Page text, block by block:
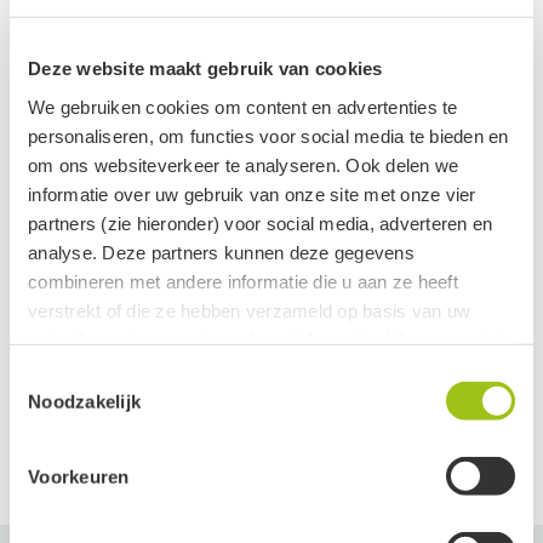
Deze website maakt gebruik van cookies
We gebruiken cookies om content en advertenties te
personaliseren, om functies voor social media te bieden en
om ons websiteverkeer te analyseren. Ook delen we
informatie over uw gebruik van onze site met onze vier
partners (zie hieronder) voor social media, adverteren en
analyse. Deze partners kunnen deze gegevens
combineren met andere informatie die u aan ze heeft
verstrekt of die ze hebben verzameld op basis van uw
Clerk
Noodzakelijk
Voorkeuren
in the clouds
Het kiezen van de grid kan je doen met de vraag; wat heb ik nu
nodig? En dan één voor één de zakjes vasthouden, welke het
meest resoneert kan je verdelen over de vakjes van de sheet.
Slaap zolang je het prettig vind met dit grid en kan je deze altijd
druppelen en bijvoorbeeld naast je bed leggen.
On the ground: Aardend & stabiliserend
Dit grid zit in het groene zakje en is bedoeld om je weer op de
grond te zetten, inhoud is Boomagaat, Groene Aventurijn en Howliet.